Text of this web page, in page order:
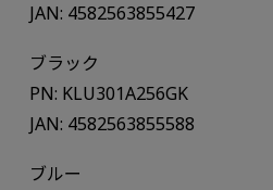
JAN: 4582563855427
ブラック
PN: KLU301A256GK
JAN: 4582563855588
ブルー